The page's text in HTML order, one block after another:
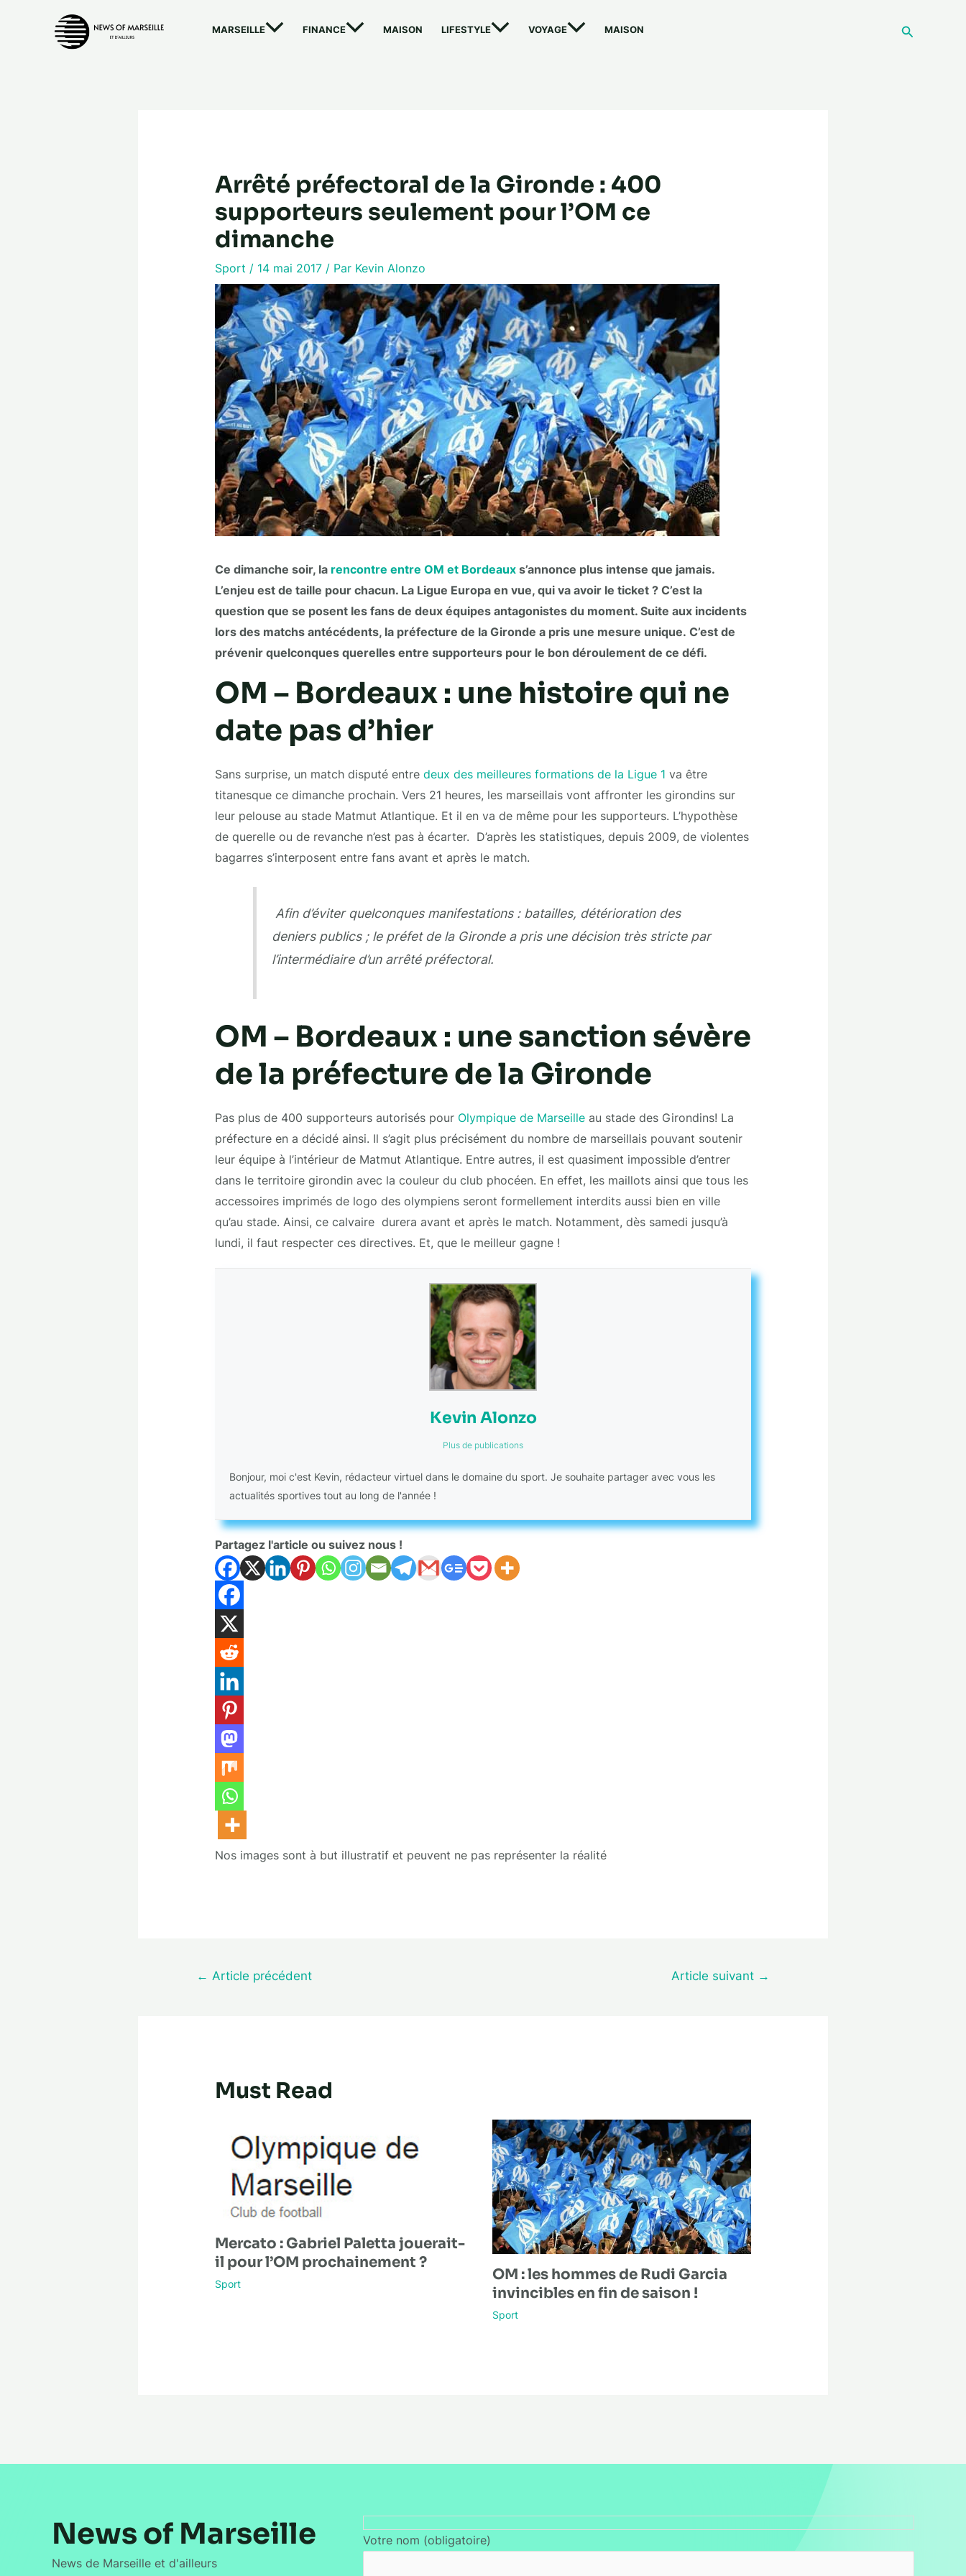
MARSEILLE FINANCE MAISON LIFESTYLE VOYAGE MAISON
Arrêté préfectoral de la Gironde : 400
supporteurs seulement pour l’OM ce
dimanche
Sport / 14 mai 2017 / Par Kevin Alonzo
Ce dimanche soir, la rencontre entre OM et Bordeauxs’annonce plus intense que jamais.
L’enjeu est de taille pour chacun. La Ligue Europa en vue, qui va avoir le ticket ? C’est la
question que se posent les fans de deux équipes antagonistes du moment. Suite aux incidents
lors des matchs antécédents, la préfecture de la Gironde a pris une mesure unique. C’est de
prévenir quelconques querelles entre supporteurs pour le bon déroulement de ce défi.
OM – Bordeaux : une histoire qui ne
date pas d’hier
Sans surprise, un match disputé entre deux des meilleures formations de la Ligue 1 va être
titanesque ce dimanche prochain. Vers 21 heures, les marseillais vont affronter les girondins sur
leur pelouse au stade Matmut Atlantique. Et il en va de même pour les supporteurs. L’hypothèse
de querelle ou de revanche n’est pas à écarter. D’après les statistiques, depuis 2009, de violentes
bagarres s’interposent entre fans avant et après le match.
Afin d’éviter quelconques manifestations : batailles, détérioration des
deniers publics ; le préfet de la Gironde a pris une décision très stricte par
l’intermédiaire d’un arrêté préfectoral.
OM – Bordeaux : une sanction sévère
de la préfecture de la Gironde
Pas plus de 400 supporteurs autorisés pour Olympique de Marseilleau stade des Girondins! La
préfecture en a décidé ainsi. Il s’agit plus précisément du nombre de marseillais pouvant soutenir
leur équipe à l’intérieur de Matmut Atlantique. Entre autres, il est quasiment impossible d’entrer
dans le territoire girondin avec la couleur du club phocéen. En effet, les maillots ainsi que tous les
accessoires imprimés de logo des olympiens seront formellement interdits aussi bien en ville
qu’au stade. Ainsi, ce calvaire durera avant et après le match. Notamment, dès samedi jusqu’à
lundi, il faut respecter ces directives. Et, que le meilleur gagne !
Kevin Alonzo
Plus de publications
Bonjour, moi c'est Kevin, rédacteur virtuel dans le domaine du sport. Je souhaite partager avec vous les
actualités sportives tout au long de l'année !
Partagez l'article ou suivez nous !
Nos images sont à but illustratif et peuvent ne pas représenter la réalité
← Article précédent Article suivant →
Must Read
Mercato : Gabriel Paletta jouerait-
il pour l’OM prochainement ?
Sport
OM : les hommes de Rudi Garcia
invincibles en fin de saison !
Sport
News of Marseille
News de Marseille et d'ailleurs
Votre nom (obligatoire)